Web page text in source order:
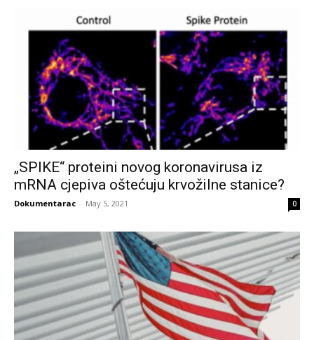
„SPIKE“ proteini novog koronavirusa iz
mRNA cjepiva oštećuju krvožilne stanice?
Dokumentarac - May 5, 2021 0